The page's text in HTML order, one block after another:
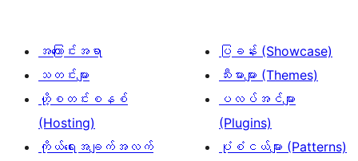
အကြောင်းအရာ
သတင်းများ
ဟို့စတင်းစနစ်
(Hosting)
ကိုယ်ရေးအချက်အလက်
ပြခန်း (Showcase)
သီးမားများ (Themes)
ပလပ်အင်များ
(Plugins)
ပုံစံငယ်များ (Patterns)